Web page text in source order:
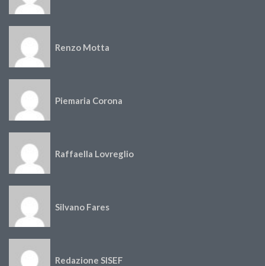
Renzo Motta
Piemaria Corona
Raffaella Lovreglio
Silvano Fares
Redazione SISEF